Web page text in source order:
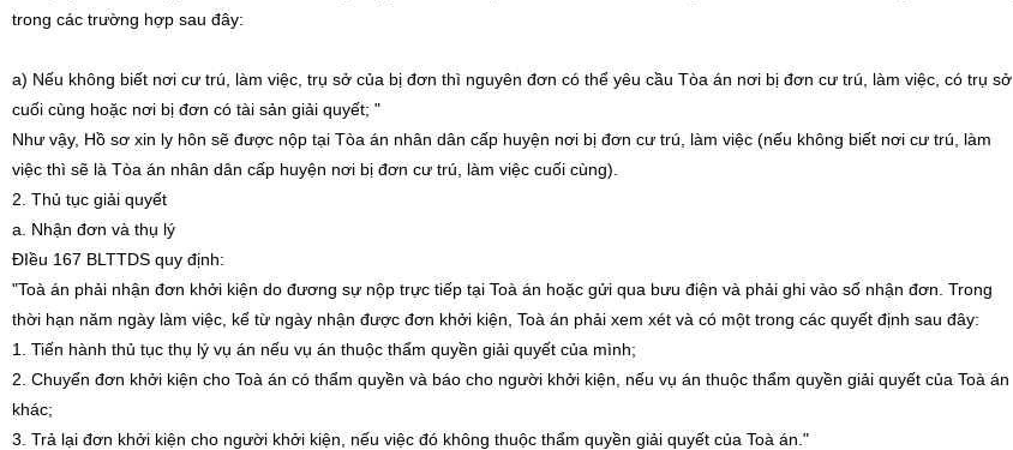
trong các trường hợp sau đây:
a) Nếu không biết nơi cư trú, làm việc, trụ sở của bị đơn thì nguyên đơn có thể yêu cầu Tòa án nơi bị đơn cư trú, làm việc, có trụ sở
cuối cùng hoặc nơi bị đơn có tài sản giải quyết; "
Như vậy, Hồ sơ xin ly hôn sẽ được nộp tại Tòa án nhân dân cấp huyện nơi bị đơn cư trú, làm việc (nếu không biết nơi cư trú, làm
việc thì sẽ là Tòa án nhân dân cấp huyện nơi bị đơn cư trú, làm việc cuối cùng).
2. Thủ tục giải quyết
a. Nhận đơn và thụ lý
ĐIều 167 BLTTDS quy định:
"Toà án phải nhận đơn khởi kiện do đương sự nộp trực tiếp tại Toà án hoặc gửi qua bưu điện và phải ghi vào sổ nhận đơn. Trong
thời hạn năm ngày làm việc, kể từ ngày nhận được đơn khởi kiện, Toà án phải xem xét và có một trong các quyết định sau đây:
1. Tiến hành thủ tục thụ lý vụ án nếu vụ án thuộc thẩm quyền giải quyết của mình;
2. Chuyển đơn khởi kiện cho Toà án có thẩm quyền và báo cho người khởi kiện, nếu vụ án thuộc thẩm quyền giải quyết của Toà án
khác;
3. Trả lại đơn khởi kiện cho người khởi kiện, nếu việc đó không thuộc thẩm quyền giải quyết của Toà án."